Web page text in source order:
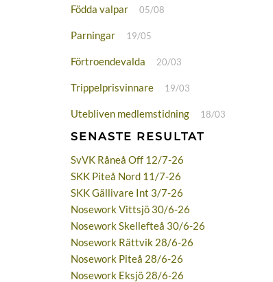
Födda valpar 05/08
Parningar 19/05
Förtroendevalda 20/03
Trippelprisvinnare 19/03
Utebliven medlemstidning 18/03
SENASTE RESULTAT
SvVK Råneå Off 12/7-26
SKK Piteå Nord 11/7-26
SKK Gällivare Int 3/7-26
Nosework Vittsjö 30/6-26
Nosework Skellefteå 30/6-26
Nosework Rättvik 28/6-26
Nosework Piteå 28/6-26
Nosework Eksjö 28/6-26